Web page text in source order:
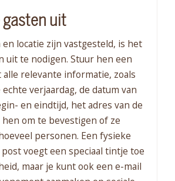
gasten uit
en locatie zijn vastgesteld, is het
uit te nodigen. Stuur hen een
relevante informatie, zoals
verjaardag, de datum van
en eindtijd, het adres van de
hen om te bevestigen of ze
personen. Een fysieke
voegt een speciaal tintje toe
maar je kunt ook een e-mail